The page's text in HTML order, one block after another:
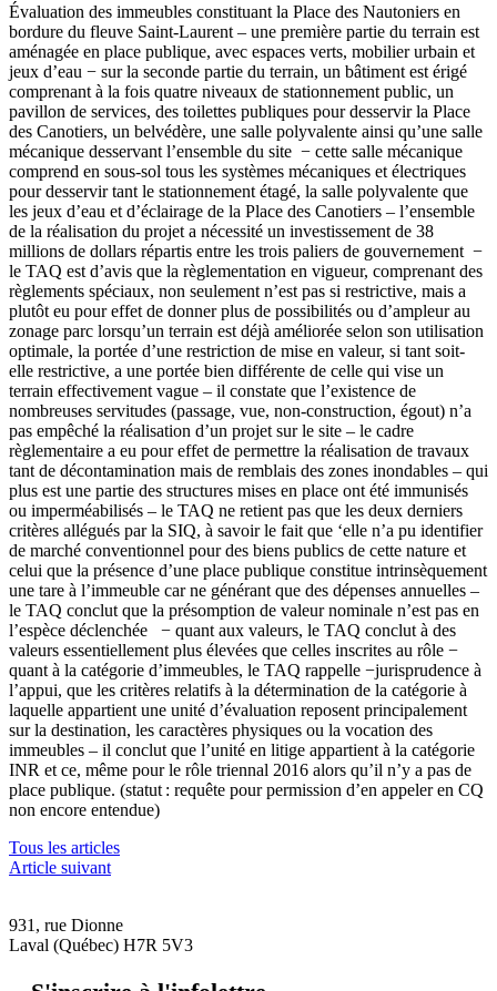
Évaluation des immeubles constituant la Place des Nautoniers en
bordure du fleuve Saint-Laurent – une première partie du terrain est
aménagée en place publique, avec espaces verts, mobilier urbain et
jeux d’eau − sur la seconde partie du terrain, un bâtiment est érigé
comprenant à la fois quatre niveaux de stationnement public, un
pavillon de services, des toilettes publiques pour desservir la Place
des Canotiers, un belvédère, une salle polyvalente ainsi qu’une salle
mécanique desservant l’ensemble du site − cette salle mécanique
comprend en sous-sol tous les systèmes mécaniques et électriques
pour desservir tant le stationnement étagé, la salle polyvalente que
les jeux d’eau et d’éclairage de la Place des Canotiers – l’ensemble
de la réalisation du projet a nécessité un investissement de 38
millions de dollars répartis entre les trois paliers de gouvernement −
le TAQ est d’avis que la règlementation en vigueur, comprenant des
règlements spéciaux, non seulement n’est pas si restrictive, mais a
plutôt eu pour effet de donner plus de possibilités ou d’ampleur au
zonage parc lorsqu’un terrain est déjà améliorée selon son utilisation
optimale, la portée d’une restriction de mise en valeur, si tant soit-
elle restrictive, a une portée bien différente de celle qui vise un
terrain effectivement vague – il constate que l’existence de
nombreuses servitudes (passage, vue, non-construction, égout) n’a
pas empêché la réalisation d’un projet sur le site – le cadre
règlementaire a eu pour effet de permettre la réalisation de travaux
tant de décontamination mais de remblais des zones inondables – qui
plus est une partie des structures mises en place ont été immunisés
ou imperméabilisés – le TAQ ne retient pas que les deux derniers
critères allégués par la SIQ, à savoir le fait que ‘elle n’a pu identifier
de marché conventionnel pour des biens publics de cette nature et
celui que la présence d’une place publique constitue intrinsèquement
une tare à l’immeuble car ne générant que des dépenses annuelles –
le TAQ conclut que la présomption de valeur nominale n’est pas en
l’espèce déclenchée − quant aux valeurs, le TAQ conclut à des
valeurs essentiellement plus élevées que celles inscrites au rôle −
quant à la catégorie d’immeubles, le TAQ rappelle −jurisprudence à
l’appui, que les critères relatifs à la détermination de la catégorie à
laquelle appartient une unité d’évaluation reposent principalement
sur la destination, les caractères physiques ou la vocation des
immeubles – il conclut que l’unité en litige appartient à la catégorie
INR et ce, même pour le rôle triennal 2016 alors qu’il n’y a pas de
place publique. (statut : requête pour permission d’en appeler en CQ
non encore entendue)
Tous les articles
Article suivant
931, rue Dionne
Laval (Québec) H7R 5V3